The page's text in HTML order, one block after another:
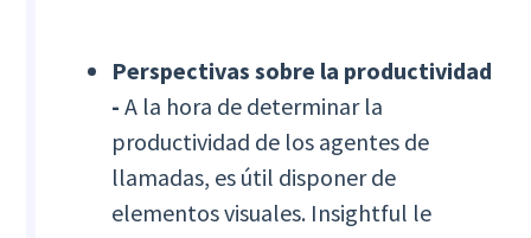
Perspectivas sobre la productividad
-A la hora de determinar la
productividad de los agentes de
llamadas, es útil disponer de
elementos visuales. Insightful le